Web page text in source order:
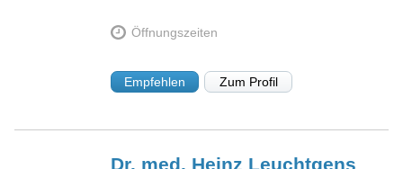
Öffnungszeiten
Empfehlen Zum Profil
Dr. med. Heinz Leuchtgens